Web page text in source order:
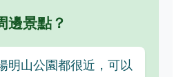
邊景點？
明山公園都很近，可以